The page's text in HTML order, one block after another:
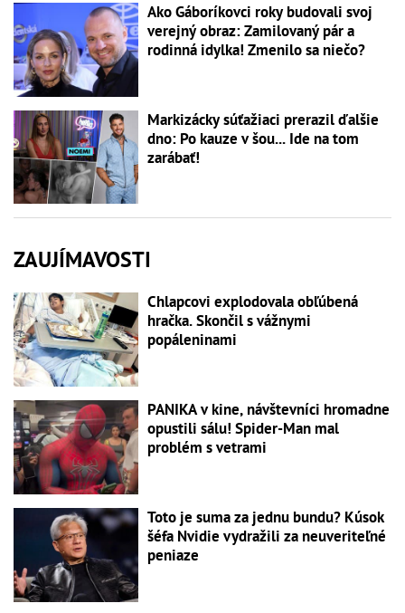
Ako Gáboríkovci roky budovali svoj
verejný obraz: Zamilovaný pár a
rodinná idylka! Zmenilo sa niečo?
Markizácky súťažiaci prerazil ďalšie
dno: Po kauze v šou... Ide na tom
zarábať!
ZAUJÍMAVOSTI
Chlapcovi explodovala obľúbená
hračka. Skončil s vážnymi
popáleninami
PANIKA v kine, návštevníci hromadne
opustili sálu! Spider-Man mal
problém s vetrami
Toto je suma za jednu bundu? Kúsok
šéfa Nvidie vydražili za neuveriteľné
peniaze